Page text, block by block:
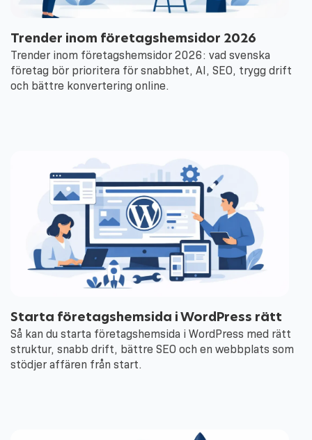
Trender inom företagshemsidor 2026
Trender inom företagshemsidor 2026: vad svenska
företag bör prioritera för snabbhet, AI, SEO, trygg drift
och bättre konvertering online.
Starta företagshemsida i WordPress rätt
Så kan du starta företagshemsida i WordPress med rätt
struktur, snabb drift, bättre SEO och en webbplats som
stödjer affären från start.